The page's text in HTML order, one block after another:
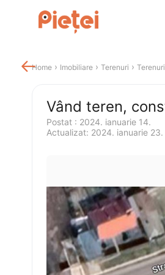
Home › Imobiliare › Terenuri › Terenuri
Postat : 2024. ianuarie 14.
Actualizat: 2024. ianuarie 23.